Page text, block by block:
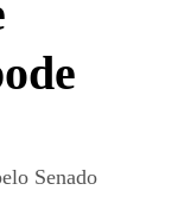
Senado